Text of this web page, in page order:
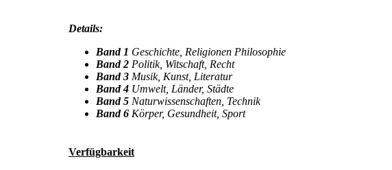
Details:
Band 1 Geschichte, Religionen Philosophie
Band 2 Politik, Witschaft, Recht
Band 3 Musik, Kunst, Literatur
Band 4 Umwelt, Länder, Städte
Band 5 Naturwissenschaften, Technik
Band 6 Körper, Gesundheit, Sport
Verfügbarkeit